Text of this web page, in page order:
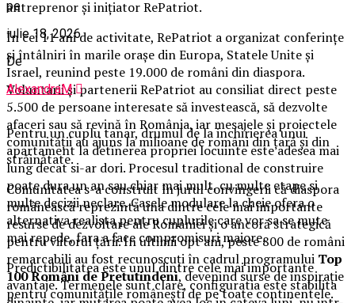
antreprenor și inițiator RePatriot.
În cei 11 ani de activitate, RePatriot a organizat conferințe
și întâlniri în marile orașe din Europa, Statele Unite și
Israel, reunind peste 19.000 de români din diaspora.
Voluntarii și partenerii RePatriot au consiliat direct peste
5.500 de persoane interesate să investească, să dezvolte
afaceri sau să revină în România, iar mesajele și proiectele
comunității au ajuns la milioane de români din țară și din
străinătate.
Comunitatea s-a construit în jurul convingerii că diaspora
românească reprezintă una dintre cele mai importante
resurse de dezvoltare ale României și o ancoră strategică
pentru viitorul țării. În ultimii opt ani, peste 800 de români
remarcabili au fost recunoscuți în cadrul programului Top
100 Români de Pretutindeni, devenind surse de inspirație
pentru comunitățile românești de pe toate continentele.
pe
iulie 18, 2026
De
AlexandraM
Pentru un cuplu tanar, drumul de la inchirierea unui
apartament la detinerea propriei locuinte este adesea mai
lung decat si-ar dori. Procesul traditional de construire
poate dura un an sau chiar mai mult, cu multe etape si
multe decizii neclare. Casele modulare la cheie ofera o
alternativa realista pentru cuplurile care vor sa se mute
mai repede, fara a face compromisuri majore.
Predictibilitatea este unul dintre cele mai importante
avantaje. Termenele sunt clare, configuratia este stabilita